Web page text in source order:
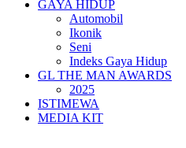
GAYA HIDUP
Automobil
Ikonik
Seni
Indeks Gaya Hidup
GL THE MAN AWARDS
2025
ISTIMEWA
MEDIA KIT